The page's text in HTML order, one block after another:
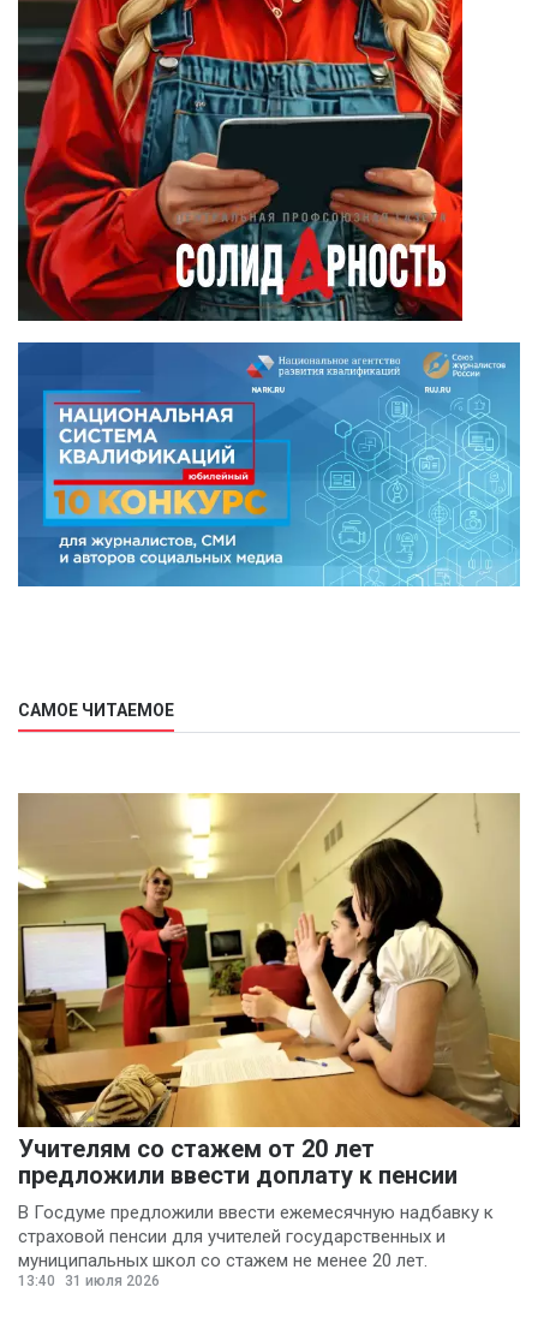
САМОЕ ЧИТАЕМОЕ
Учителям со стажем от 20 лет
предложили ввести доплату к пенсии
В Госдуме предложили ввести ежемесячную надбавку к
страховой пенсии для учителей государственных и
муниципальных школ со стажем не менее 20 лет.
13:40 31 июля 2026